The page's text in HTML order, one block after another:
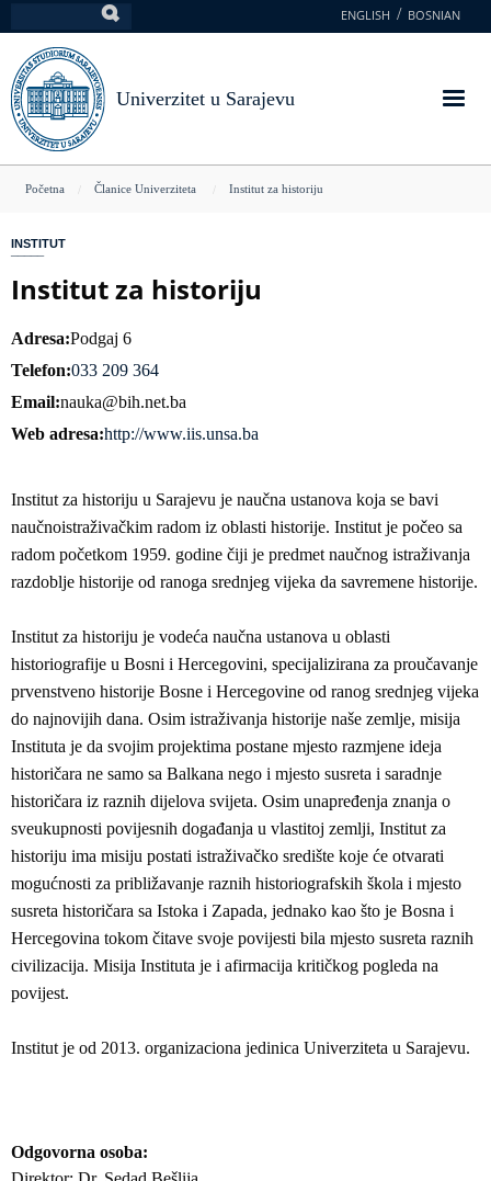
na
glavni
sadržaj
ENGLISH BOSNIAN
Univerzitet u Sarajevu
You
here
Početna Članice Univerziteta Institut za historiju
INSTITUT
Institut za historiju
Adresa Podgaj 6
Telefon 033 209 364
Email nauka@bih.net.ba
Web adresa http://www.iis.unsa.ba
Institut za historiju u Sarajevu je naučna ustanova koja se bavi
naučnoistraživačkim radom iz oblasti historije. Institut je počeo sa
radom početkom 1959. godine čiji je predmet naučnog istraživanja
razdoblje historije od ranoga srednjeg vijeka da savremene historije.
Institut za historiju je vodeća naučna ustanova u oblasti
historiografije u Bosni i Hercegovini, specijalizirana za proučavanje
prvenstveno historije Bosne i Hercegovine od ranog srednjeg vijeka
do najnovijih dana. Osim istraživanja historije naše zemlje, misija
Instituta je da svojim projektima postane mjesto razmjene ideja
historičara ne samo sa Balkana nego i mjesto susreta i saradnje
historičara iz raznih dijelova svijeta. Osim unapređenja znanja o
sveukupnosti povijesnih događanja u vlastitoj zemlji, Institut za
historiju ima misiju postati istraživačko središte koje će otvarati
mogućnosti za približavanje raznih historiografskih škola i mjesto
susreta historičara sa Istoka i Zapada, jednako kao što je Bosna i
Hercegovina tokom čitave svoje povijesti bila mjesto susreta raznih
civilizacija. Misija Instituta je i afirmacija kritičkog pogleda na
povijest.
Institut je od 2013. organizaciona jedinica Univerziteta u Sarajevu.
Odgovorna osoba